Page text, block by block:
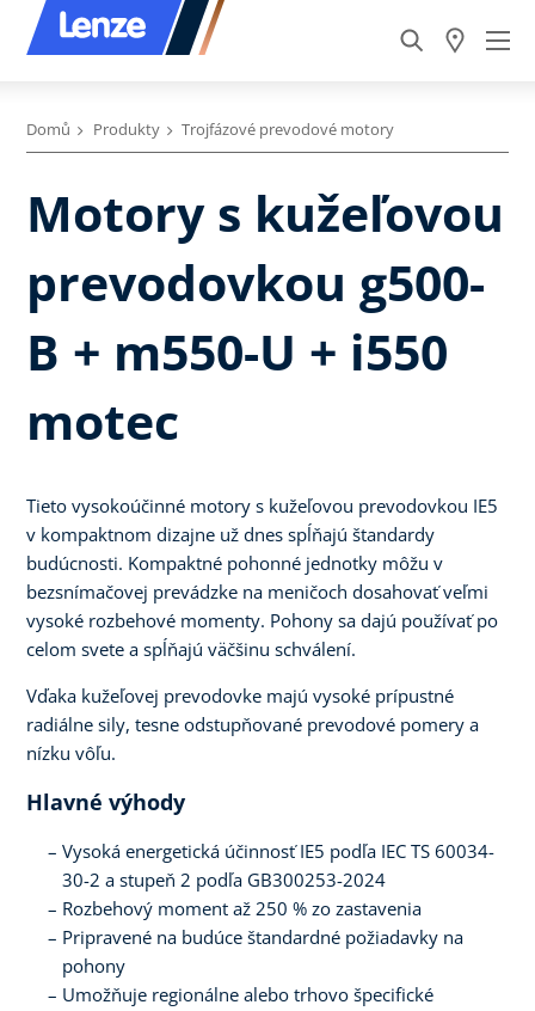
Domů Produkty Trojfázové prevodové motory
Motory s kužeľovou
prevodovkou g500-
B + m550-U + i550
motec
Tieto vysokoúčinné motory s kužeľovou prevodovkou IE5
v kompaktnom dizajne už dnes spĺňajú štandardy
budúcnosti. Kompaktné pohonné jednotky môžu v
bezsnímačovej prevádzke na meničoch dosahovať veľmi
vysoké rozbehové momenty. Pohony sa dajú používať po
celom svete a spĺňajú väčšinu schválení.
Vďaka kužeľovej prevodovke majú vysoké prípustné
radiálne sily, tesne odstupňované prevodové pomery a
nízku vôľu.
Hlavné výhody
Vysoká energetická účinnosť IE5 podľa IEC TS 60034-
30-2 a stupeň 2 podľa GB300253-2024
Rozbehový moment až 250 % zo zastavenia
Pripravené na budúce štandardné požiadavky na
pohony
Umožňuje regionálne alebo trhovo špecifické